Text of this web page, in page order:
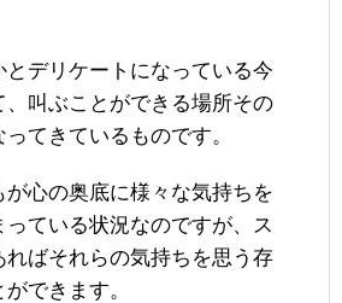
とデリケートになっている今
、叫ぶことができる場所その
てきているものです。
が心の奥底に様々な気持ちを
ている状況なのですが、ス
ればそれらの気持ちを思う存
できます。